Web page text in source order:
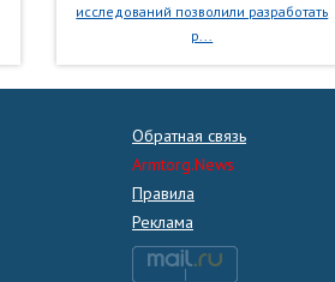
исследований позволили разработать
р...
Обратная связь
Armtorg.News
Правила
Реклама